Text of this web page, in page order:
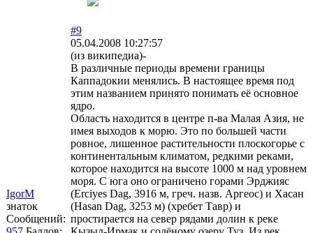
IgorM
знаток
Сообщений:
#9
05.04.2008 10:27:57
(из википедиа)-
В различные периоды времени границы
Каппадокии менялись. В настоящее время под
этим названием принято понимать её основное
ядро.
Область находится в центре п-ва Малая Азия, не
имея выходов к морю. Это по большей части
ровное, лишенное растительности плоскогорье с
континентальным климатом, редкими реками,
которое находится на высоте 1000 м над уровнем
моря. С юга оно ограничено горами Эрджияс
(Erciyes Dag, 3916 м, греч. назв. Аргеос) и Хасан
(Hasan Dag, 3253 м) (хребет Тавр) и
простирается на север рядами долин к реке